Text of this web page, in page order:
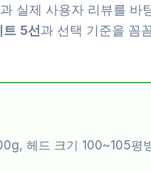
실제 사용자 리뷰를 바
5선 과 선택 기준을 꼼
헤드 크기 100~105평